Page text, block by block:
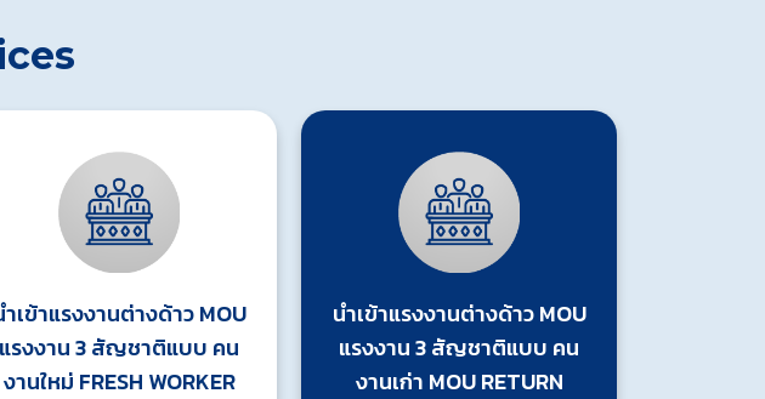
เข้าแรงงานต่างด้าว MOU
แรงงาน 3 สัญชาติแบบ คน
งานใหม่ FRESH WORKER
นำเข้าแรงงานต่างด้าว MOU
แรงงาน 3 สัญชาติแบบ คน
งานเก่า MOU RETURN